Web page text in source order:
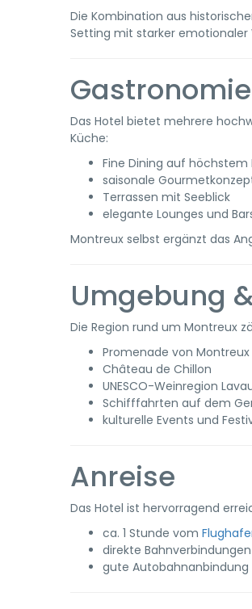
Die Kombination aus
Setting mit starker emotionaler
Das Hotel bietet mehrere
Küche:
Fine Dining auf höchstem
saisonale
Terrassen mit Seeblick
elegante Lounges und
Montreux selbst ergänzt das
Umgebung
Die Region rund um Montreux
Promenade von Montreux
Château de Chillon
UNESCO-Weinregion
Schifffahrten auf dem
kulturelle Events und
Anreise
Das Hotel ist hervorragend
ca. 1 Stunde vom
direkte
gute Autobahnanbindung